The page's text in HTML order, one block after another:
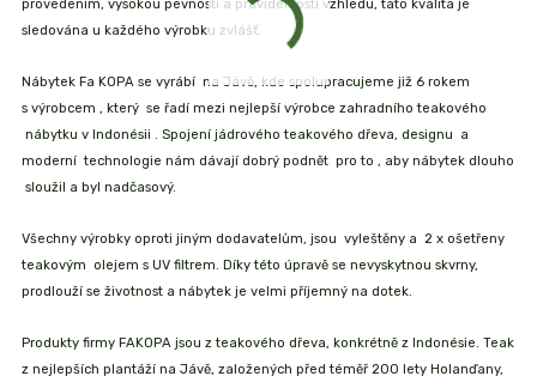
provedením, vysokou pevností a pravidelností vzhledu, tato kvalita je
sledována u každého výrobku zvlášť.
Nábytek Fa KOPA se vyrábí na Jávě, kde spolupracujeme již 6 rokem
s výrobcem , který se řadí mezi nejlepší výrobce zahradního teakového
nábytku v Indonésii . Spojení jádrového teakového dřeva, designu a
moderní technologie nám dávají dobrý podnět pro to , aby nábytek dlouho
sloužil a byl nadčasový.
Všechny výrobky oproti jiným dodavatelům, jsou vyleštěny a 2 x ošetřeny
teakovým olejem s UV filtrem. Díky této úpravě se nevyskytnou skvrny,
prodlouží se životnost a nábytek je velmi příjemný na dotek.
Produkty firmy FAKOPA jsou z teakového dřeva, konkrétně z Indonésie. Teak
z nejlepších plantáží na Jávě, založených před téměř 200 lety Holanďany,